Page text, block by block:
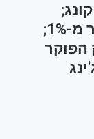
בהונג קונג;
החוזים על נאסד"ק עולים ביותר מ-1%;
הפוקר